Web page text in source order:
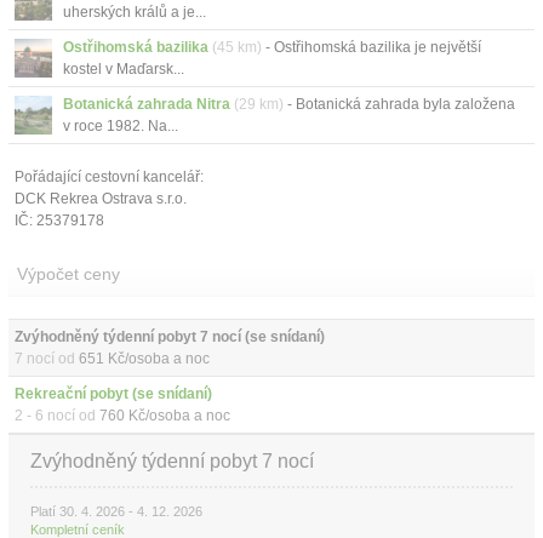
uherských králů a je...
Ostřihomská bazilika (45 km) - Ostřihomská bazilika je největší
kostel v Maďarsk...
Botanická zahrada Nitra (29 km) - Botanická zahrada byla založena
v roce 1982. Na...
Pořádající cestovní kancelář:
DCK Rekrea Ostrava s.r.o.
IČ: 25379178
Výpočet ceny
Zvýhodněný týdenní pobyt 7 nocí (se snídaní)
7 nocí od 651 Kč/osoba a noc
Rekreační pobyt (se snídaní)
2 - 6 nocí od 760 Kč/osoba a noc
Zvýhodněný týdenní pobyt 7 nocí
Platí 30. 4. 2026 - 4. 12. 2026
Kompletní ceník